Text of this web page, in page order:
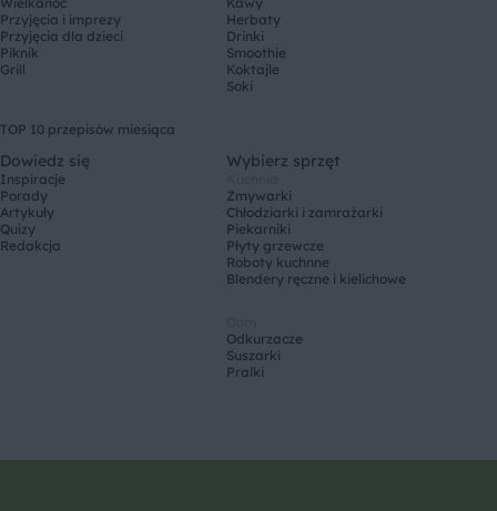
Przyjęcia i imprezy
Przyjęcia dla dzieci
Piknik
Grill
Herbaty
Drinki
Smoothie
Koktajle
Soki
TOP 10 przepisów miesiąca
Dowiedz się
Inspiracje
Porady
Artykuły
Quizy
Redakcja
Wybierz sprzęt
Zmywarki
Chłodziarki i zamrażarki
Piekarniki
Płyty grzewcze
Roboty kuchnne
Blendery ręczne i kielichowe
Odkurzacze
Suszarki
Pralki